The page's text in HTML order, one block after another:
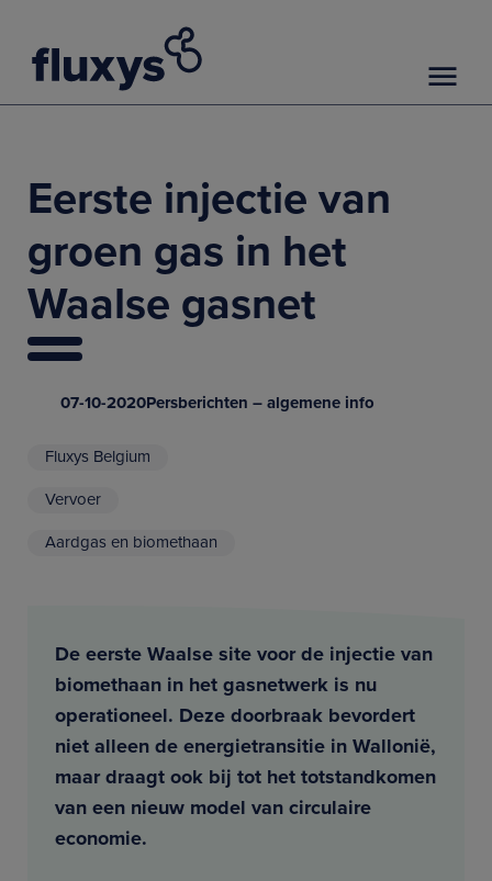
Eerste injectie van
groen gas in het
Waalse gasnet
07-10-2020Persberichten – algemene info
Fluxys Belgium
Vervoer
Aardgas en biomethaan
De eerste Waalse site voor de injectie van
biomethaan in het gasnetwerk is nu
operationeel. Deze doorbraak bevordert
niet alleen de energietransitie in Wallonië,
maar draagt ook bij tot het totstandkomen
van een nieuw model van circulaire
economie.